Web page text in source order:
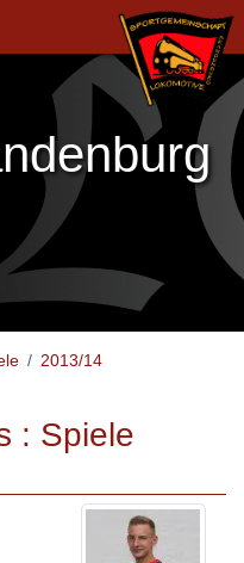
2013/14
: Spiele